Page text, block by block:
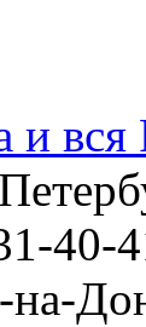
вся
40-